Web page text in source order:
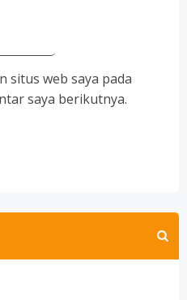
situs web saya pada
saya berikutnya.